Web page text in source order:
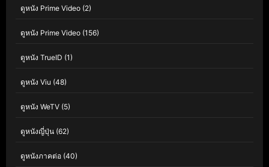
ดูหนัง Prime Video (2)
ดูหนัง Prime Video (156)
ดูหนัง TrueID (1)
ดูหนัง Viu (48)
ดูหนัง WeTV (5)
ดูหนังญี่ปุ่น (62)
ดูหนังภาคต่อ (40)